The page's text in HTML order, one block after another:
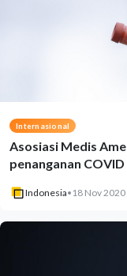
Internasional
Asosiasi Medis
penanganan
Indonesia• 18 Nov 2020